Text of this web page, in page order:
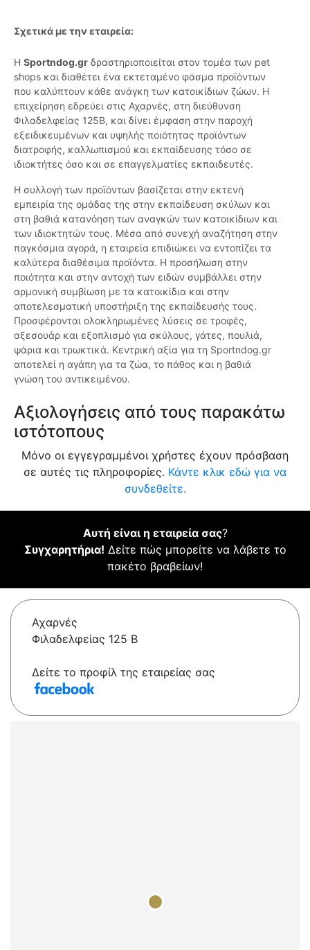
Σχετικά με την εταιρεία:
Η Sportndog.gr δραστηριοποιείται στον τομέα των pet
shops και διαθέτει ένα εκτεταμένο φάσμα προϊόντων
που καλύπτουν κάθε ανάγκη των κατοικίδιων ζώων. Η
επιχείρηση εδρεύει στις Αχαρνές, στη διεύθυνση
Φιλαδελφείας 125Β, και δίνει έμφαση στην παροχή
εξειδικευμένων και υψηλής ποιότητας προϊόντων
διατροφής, καλλωπισμού και εκπαίδευσης τόσο σε
ιδιοκτήτες όσο και σε επαγγελματίες εκπαιδευτές.
Η συλλογή των προϊόντων βασίζεται στην εκτενή
εμπειρία της ομάδας της στην εκπαίδευση σκύλων και
στη βαθιά κατανόηση των αναγκών των κατοικίδιων και
των ιδιοκτητών τους. Μέσα από συνεχή αναζήτηση στην
παγκόσμια αγορά, η εταιρεία επιδιώκει να εντοπίζει τα
καλύτερα διαθέσιμα προϊόντα. Η προσήλωση στην
ποιότητα και στην αντοχή των ειδών συμβάλλει στην
αρμονική συμβίωση με τα κατοικίδια και στην
αποτελεσματική υποστήριξη της εκπαίδευσής τους.
Προσφέρονται ολοκληρωμένες λύσεις σε τροφές,
αξεσουάρ και εξοπλισμό για σκύλους, γάτες, πουλιά,
ψάρια και τρωκτικά. Κεντρική αξία για τη Sportndog.gr
αποτελεί η αγάπη για τα ζώα, το πάθος και η βαθιά
γνώση του αντικειμένου.
Αξιολογήσεις από τους παρακάτω
ιστότοπους
Μόνο οι εγγεγραμμένοι χρήστες έχουν πρόσβαση
σε αυτές τις πληροφορίες. Κάντε κλικ εδώ για να
συνδεθείτε.
Αυτή είναι η εταιρεία σας?
Συγχαρητήρια! Δείτε πώς μπορείτε να λάβετε το
πακέτο βραβείων!
Αχαρνές
Φιλαδελφείας 125 Β
Δείτε το προφίλ της εταιρείας σας